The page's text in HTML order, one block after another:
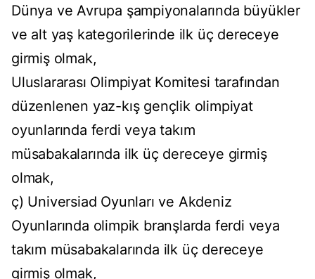
Dünya ve Avrupa şampiyonalarında büyükler
ve alt yaş kategorilerinde ilk üç dereceye
girmiş olmak,
Uluslararası Olimpiyat Komitesi tarafından
düzenlenen yaz-kış gençlik olimpiyat
oyunlarında ferdi veya takım
müsabakalarında ilk üç dereceye girmiş
olmak,
ç) Universiad Oyunları ve Akdeniz
Oyunlarında olimpik branşlarda ferdi veya
takım müsabakalarında ilk üç dereceye
girmiş olmak,